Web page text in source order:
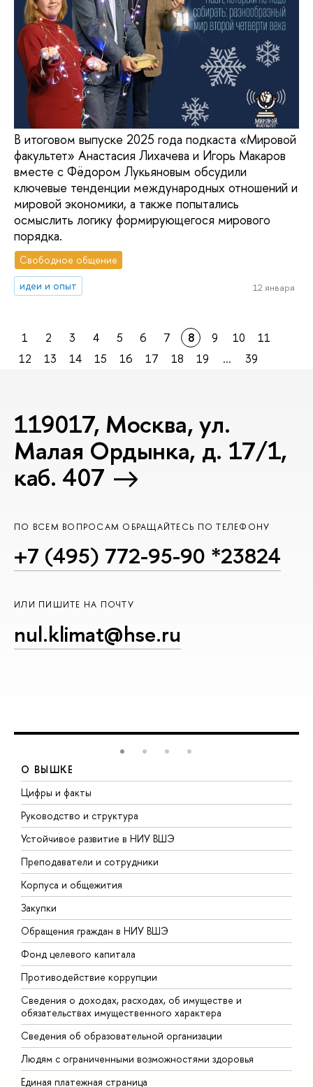
В итоговом выпуске 2025 года подкаста «Мировой
факультет» Анастасия Лихачева и Игорь Макаров
вместе с Фёдором Лукьяновым обсудили
ключевые тенденции международных отношений и
мировой экономики, а также попытались
осмыслить логику формирующегося мирового
порядка.
Свободное общение
идеи и опыт
12 января
1 2 3 4 5 6 7 8 9 10
11
12
13 14 15 16 17 18 19 ... 39
119017, Москва, ул.
Малая Ордынка, д. 17/1,
каб. 407
ПО ВСЕМ ВОПРОСАМ ОБРАЩАЙТЕСЬ ПО ТЕЛЕФОНУ
+7 (495) 772-95-90 *23824
ИЛИ ПИШИТЕ НА ПОЧТУ
nul.klimat@hse.ru
О ВЫШКЕ
Цифры и факты
Руководство и структура
Устойчивое развитие в НИУ ВШЭ
Преподаватели и сотрудники
Корпуса и общежития
Закупки
Обращения граждан в НИУ ВШЭ
Фонд целевого капитала
Противодействие коррупции
Сведения о доходах, расходах, об имуществе и
обязательствах имущественного характера
Сведения об образовательной организации
Людям с ограниченными возможностями здоровья
Единая платежная страница